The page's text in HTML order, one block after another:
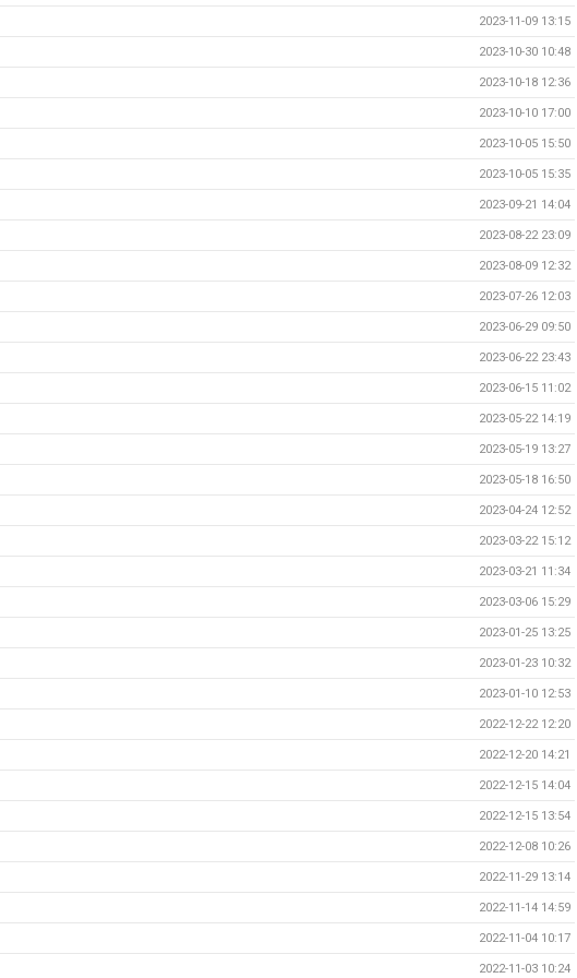
2023-11-09 13:15
2023-10-30 10:48
2023-10-18 12:36
2023-10-10 17:00
2023-10-05 15:50
2023-10-05 15:35
2023-09-21 14:04
2023-08-22 23:09
2023-08-09 12:32
2023-07-26 12:03
2023-06-29 09:50
2023-06-22 23:43
2023-06-15 11:02
2023-05-22 14:19
2023-05-19 13:27
2023-05-18 16:50
2023-04-24 12:52
2023-03-22 15:12
2023-03-21 11:34
2023-03-06 15:29
2023-01-25 13:25
2023-01-23 10:32
2023-01-10 12:53
2022-12-22 12:20
2022-12-20 14:21
2022-12-15 14:04
2022-12-15 13:54
2022-12-08 10:26
2022-11-29 13:14
2022-11-14 14:59
2022-11-04 10:17
2022-11-03 10:24